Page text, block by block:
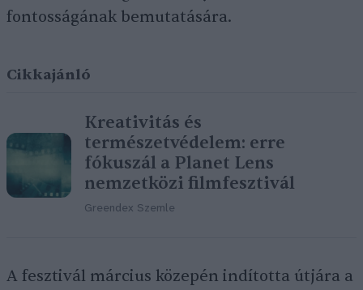
fontosságának bemutatására.
Cikkajánló
Kreativitás és
természetvédelem: erre
fókuszál a Planet Lens
nemzetközi filmfesztivál
Greendex Szemle
A fesztivál március közepén indította útjára a